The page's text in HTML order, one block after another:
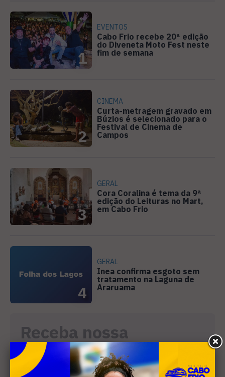
1
EVENTOS
Cabo Frio recebe 20ª edição
do Diveneta Moto Fest neste
fim de semana
2
CINEMA
Curta-metragem gravado em
Búzios é selecionado para o
Festival de Cinema de
Campos
3
GERAL
Cora Coralina é tema da 9ª
edição do Leituras no Mart,
em Cabo Frio
4
GERAL
Inea confirma esgoto sem
tratamento na Laguna de
Araruama
Receba nossa
newsletter